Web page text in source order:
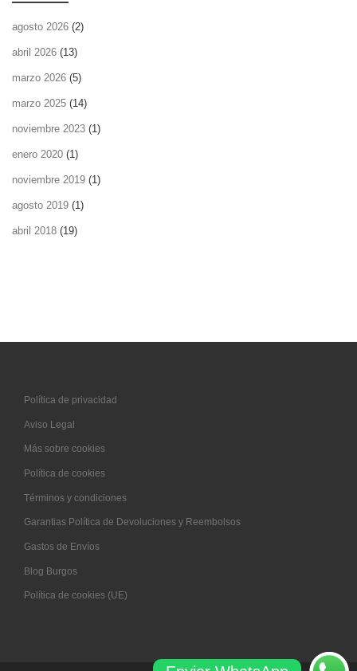
agosto 2026 (2)
abril 2026 (13)
marzo 2026 (5)
marzo 2025 (14)
noviembre 2023 (1)
enero 2020 (1)
noviembre 2019 (1)
agosto 2019 (1)
abril 2018 (19)
Política de privacidad
Aviso Legal
Más sobre cookies
Política de cookies
Términos y condiciones
Garantias Política de Devoluciones y Reembolsos
Gastos de Envíos
Blog Burgos
Política de cookies (UE)